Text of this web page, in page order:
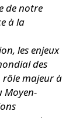
de notre
à la
les enjeux
des
rôle majeur à
Moyen-